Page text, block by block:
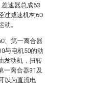
速器总成63
过减速机构60
。
、第一离合器
与电机50的动
发动机，扭转
一离合器31及
以为直流电